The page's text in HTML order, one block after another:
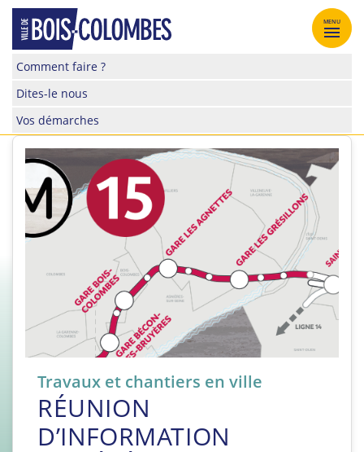
Skip
content
Site
de
la
de
Bois-
Colombes
Comment faire ?
Dites-le nous
Vos démarches
MENU
Travaux et chantiers en ville
RÉUNION
D’INFORMATION